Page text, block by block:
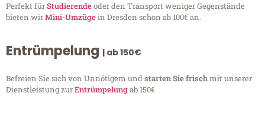
Perfekt fürStudierendeoder den Transport weniger Gegenstände
bieten wirMini-Umzügein Dresden schon ab 100€ an.
Entrümpelung | ab 150€
Befreien Sie sich von Unnötigem undstarten Sie frischmit unserer
Dienstleistung zurEntrümpelungab 150€.